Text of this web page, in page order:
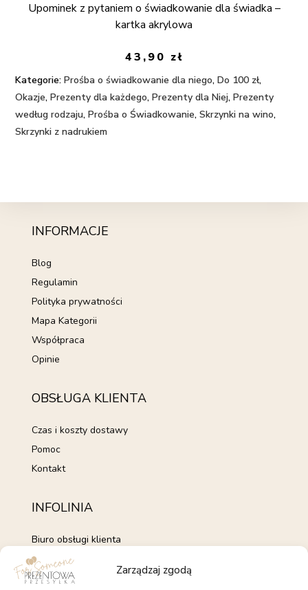
Zarządzaj zgodą
5.00na 5
Upominek z pytaniem o świadkowanie dla świadka –
kartka akrylowa
43,90 zł
Kategorie: Prośba o świadkowanie dla niego,Do 100 zł,
Okazje,Prezenty dla każdego,Prezenty dla Niej,Prezenty
według rodzaju,Prośba o Świadkowanie,Skrzynki na wino,
Skrzynki z nadrukiem
INFORMACJE
Blog
Regulamin
Polityka prywatności
Mapa Kategorii
Współpraca
Opinie
OBSŁUGA KLIENTA
Czas i koszty dostawy
Pomoc
Kontakt
INFOLINIA
Biuro obsługi klienta
+48 735 843 843
pon. - pt. 7:00 - 15:00